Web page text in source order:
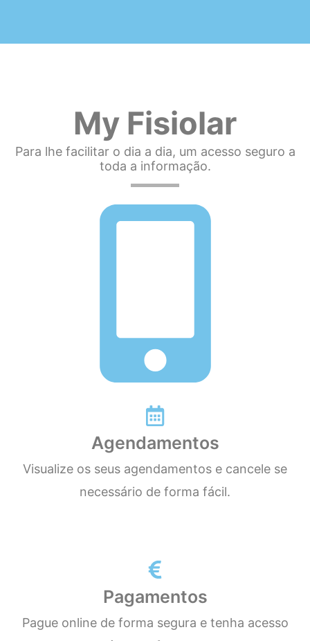
My Fisiolar
Para lhe facilitar o dia a dia, um acesso seguro a
toda a informação.
Agendamentos
Visualize os seus agendamentos e cancele se
necessário de forma fácil.
Pagamentos
Pague online de forma segura e tenha acesso